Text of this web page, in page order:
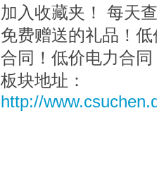
加入收藏夹！ 每天
免费赠送的礼品！
合同！低价电力合
板块地址：
http://